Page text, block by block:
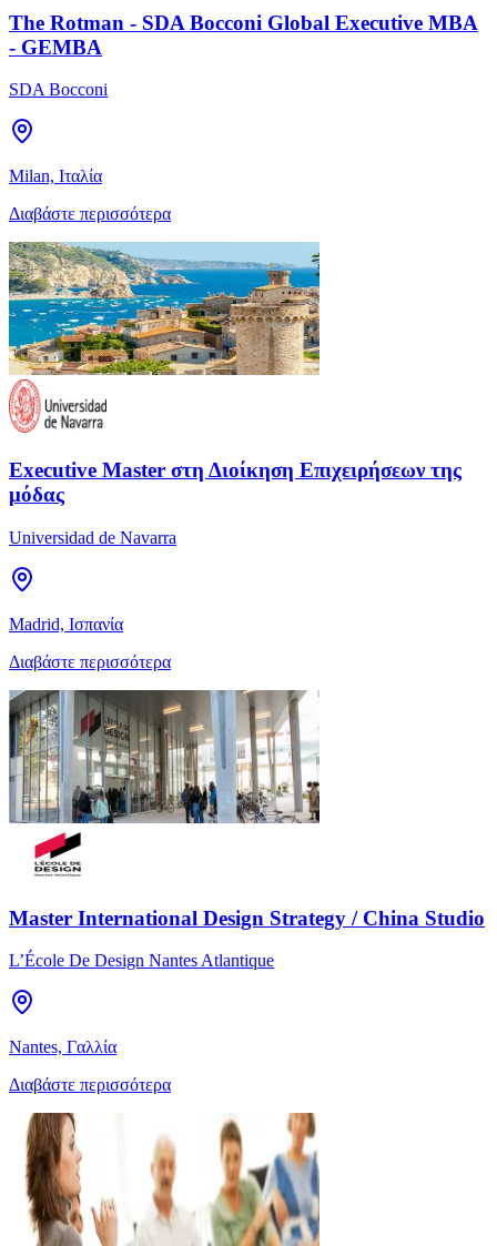
The Rotman - SDA Bocconi Global Executive MBA
- GEMBA
SDA Bocconi
Milan, Ιταλία
Διαβάστε περισσότερα
Executive Master στη Διοίκηση Επιχειρήσεων της
μόδας
Universidad de Navarra
Madrid, Ισπανία
Διαβάστε περισσότερα
Master International Design Strategy / China Studio
L’École De Design Nantes Atlantique
Nantes, Γαλλία
Διαβάστε περισσότερα